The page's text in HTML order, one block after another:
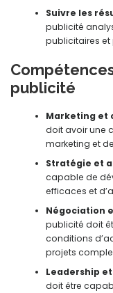
Suivre les
publicité
publicitaires et
publicité
Marketing et
doit avoir une
marketing et
Stratégie et
capable de
efficaces et
Négociation
publicité doit
conditions
projets
Leadership
doit être